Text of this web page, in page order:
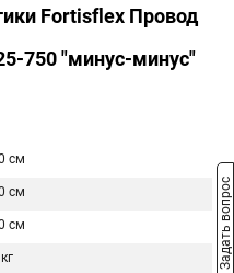
Fortisflex Провод
750 "минус-минус"
см
см
см Задать вопрос